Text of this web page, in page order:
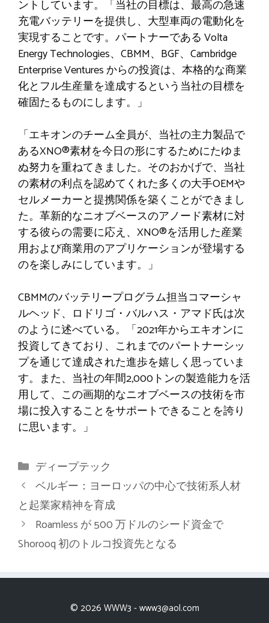
ントしています。「当社の目標は、最高の急速
充電バッテリーを提供し、大型車両の電動化を
実現することです。パートナーである Volta
Energy Technologies、CBMM、BGF、Cambridge
Enterprise Ventures からの投資は、本格的な商業
化とフル生産量を達成するという当社の目標を
確固たるものにします。」
「エキオンのチーム全員が、当社の主力製品で
あるXNO®素材を今日の形にするためにたゆま
ぬ努力を重ねてきました。そのおかげで、当社
の素材の利点を認めてくれた多くの大手OEMや
セルメーカーと提携関係を築くことができまし
た。革新的なニオブベースのアノード素材に対
する彼らの需要に応え、XNO®を活用した産業
用および商業用のアプリケーションが登場する
のを楽しみにしています。」
CBMMのバッテリープログラム担当コマーシャ
ルヘッド、ロドリゴ・バルハス・アマド氏は次
のように述べている。「2021年からエキオンに
投資してきており、これまでのパートナーシッ
プを通じて達成された進歩を嬉しく思っていま
す。また、当社の年間2,000トンの製造能力を活
用して、この画期的なニオブベースの技術を市
場に投入することをサポートできることを誇り
に思います。」
カ
テ
ゴ
リ
ー
ディープテック
ベルギー：ヨーロッパの中心で技術系人材
と起業家精神を育成
Roamless が 500 万ドルのシード資金で
Shorooq 初のトルコ投資先となる
© 2026 WWW3 -www3@aol.com